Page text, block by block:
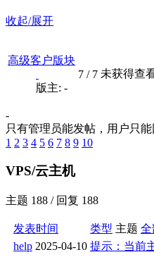
收起/展开
高级客户版块
版主: -
7 / 7 未获得查
-
只有管理员能发帖，用户只能
1 2 3 4 5 6 7 8 9 10
VPS/云主机
主题 188 / 回复 188
发表时间 类型 主题 全
help 2025-04-10 提示：当前